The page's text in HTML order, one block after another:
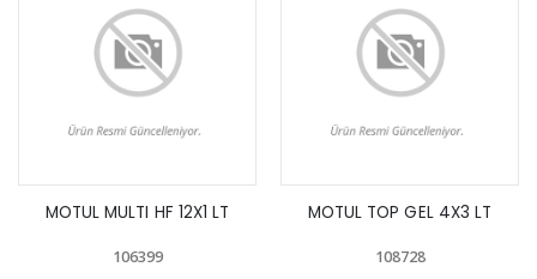
MOTUL MULTI HF 12X1 LT
106399
MOTUL TOP GEL 4X3 LT
108728